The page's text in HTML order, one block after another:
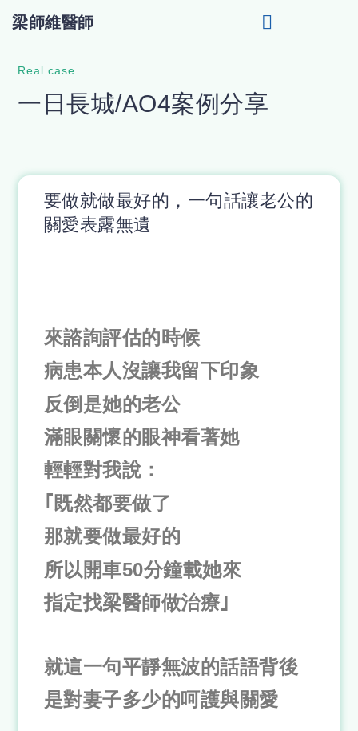
梁師維醫師
Real case
一日長城/AO4案例分享
要做就做最好的，一句話讓老公的
關愛表露無遺
來諮詢評估的時候
病患本人沒讓我留下印象
反倒是她的老公
滿眼關懷的眼神看著她
輕輕對我說：
｢既然都要做了
那就要做最好的
所以開車50分鐘載她來
指定找梁醫師做治療｣
就這一句平靜無波的話語背後
是對妻子多少的呵護與關愛